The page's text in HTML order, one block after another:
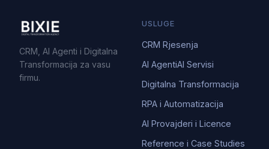
CRM, AI Agenti i Digitalna
Transformacija za vasu
firmu.
USLUGE
CRM Rjesenja
AI AgentiAI Servisi
Digitalna Transformacija
RPA i Automatizacija
AI Provajderi i Licence
Reference i Case Studies